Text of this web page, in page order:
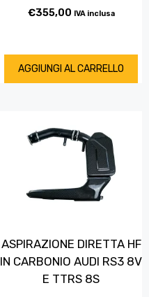
€355,00 IVA inclusa
AGGIUNGI AL CARRELLO
ASPIRAZIONE DIRETTA HF
IN CARBONIO AUDI RS3 8V
E TTRS 8S